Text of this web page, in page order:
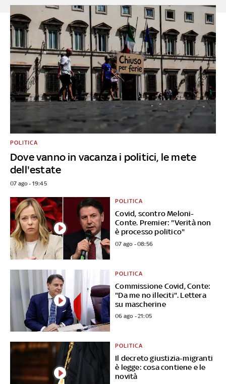
Dove vanno in vacanza i politici, le mete
dell'estate
POLITICA
07 ago - 19:45
Covid, scontro Meloni-
Conte. Premier: "Verità non
è processo politico"
POLITICA
07 ago - 08:56
Commissione Covid, Conte:
"Da me no illeciti". Lettera
su mascherine
POLITICA
06 ago - 21:05
Il decreto giustizia-migranti
è legge: cosa contiene e le
novità
POLITICA